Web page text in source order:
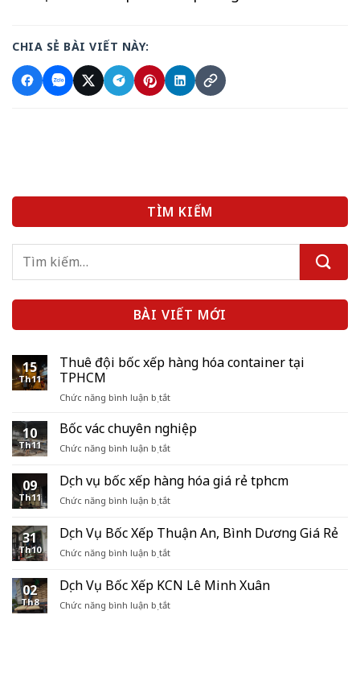
CHIA SẺ BÀI VIẾT NÀY:
TÌM KIẾM
BÀI VIẾT MỚI
15
Th11
Thuê đội bốc xếp hàng hóa container tại
TPHCM
Chức năng bình luận bị tắtở
đội
bốc
xếp
hóa
container
tại
10
Th11
Bốc vác chuyên nghiệp
Chức năng bình luận bị tắtở
chuyên
nghiệp
09
Th11
Dịch vụ bốc xếp hàng hóa giá rẻ tphcm
Chức năng bình luận bị tắtở
bốc
xếp
hóa
rẻ
31
Th10
Dịch Vụ Bốc Xếp Thuận An, Bình Dương Giá Rẻ
Chức năng bình luận bị tắtở
Vụ
Bốc
Xếp
02
Th8
Dịch Vụ Bốc Xếp KCN Lê Minh Xuân
Chức năng bình luận bị tắtở